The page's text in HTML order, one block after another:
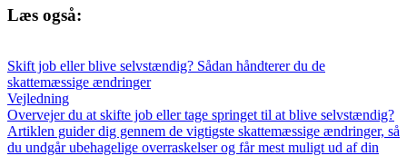
Læs også:
Skift job eller blive selvstændig? Sådan håndterer du de
skattemæssige ændringer
Vejledning
Overvejer du at skifte job eller tage springet til at blive selvstændig?
Artiklen guider dig gennem de vigtigste skattemæssige ændringer, så
du undgår ubehagelige overraskelser og får mest muligt ud af din